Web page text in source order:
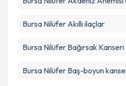
Bursa Nilüfer Akıllı ilaçlar
Bursa Nilüfer Bağırsak Kanseri
Bursa Nilüfer Baş-boyun